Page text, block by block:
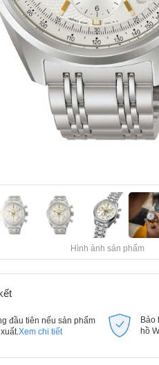
Hình ảnh sản phẩm
đầu tiên nếu sản phẩm
Xem chi tiết
Bảo
hồ